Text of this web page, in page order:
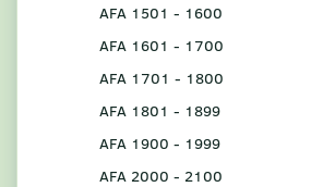
AFA 1501 - 1600
AFA 1601 - 1700
AFA 1701 - 1800
AFA 1801 - 1899
AFA 1900 - 1999
AFA 2000 - 2100